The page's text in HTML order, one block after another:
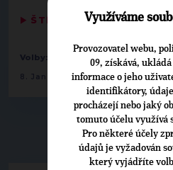
▶
▶ ŠTÍTKY
Volby: 2013 poslanecká sněmovna
8. Jan Němec
Využíváme
Provozovatel webu,
09, získává, ukládá
informace o jeho
identifikátory,
procházejí nebo jaký
tomuto účelu využívá
Pro některé účely
údajů je vyžadován
který vyjádříte